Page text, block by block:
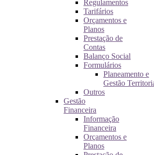
Regulamentos
Tarifários
Orçamentos e
Planos
Prestação de
Contas
Balanço Social
Formulários
Planeamento e
Gestão
Outros
Gestão
Financeira
Informação
Financeira
Orçamentos e
Planos